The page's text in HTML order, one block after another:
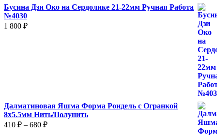
Бусина Дзи Око на Сердолике 21-22мм Ручная Работа
№4030
1 800 ₽
Далматиновая Яшма Форма Рондель с Огранкой
8х5.5мм Нить/Полунить
410 ₽ – 680 ₽Диапазон